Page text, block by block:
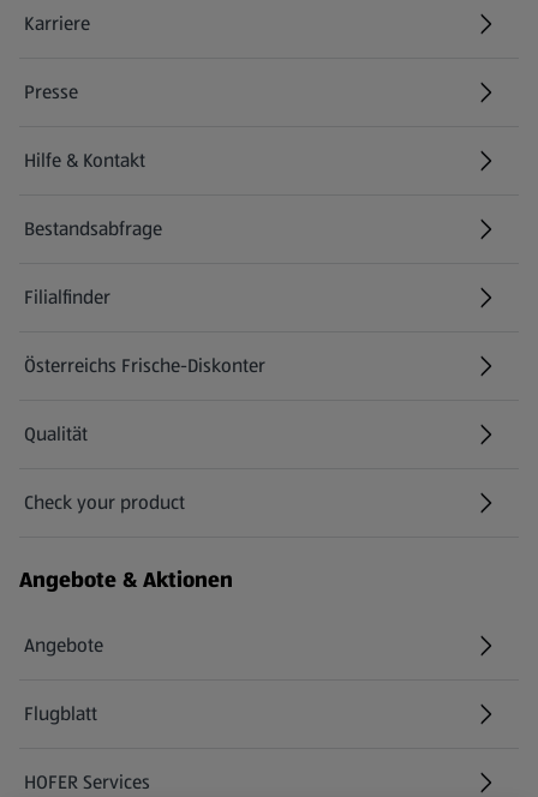
Karriere
(öffnet in einem neuen Tab)
Presse
Hilfe & Kontakt
(öffnet in einem neuen Tab)
Bestandsabfrage
(öffnet in einem neuen Tab)
Filialfinder
Österreichs Frische-Diskonter
Qualität
Check your product
(öffnet in einem neuen Tab)
Angebote & Aktionen
Angebote
Flugblatt
HOFER Services